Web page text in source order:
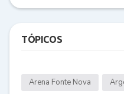
TÓPICOS
Arena Fonte Nova